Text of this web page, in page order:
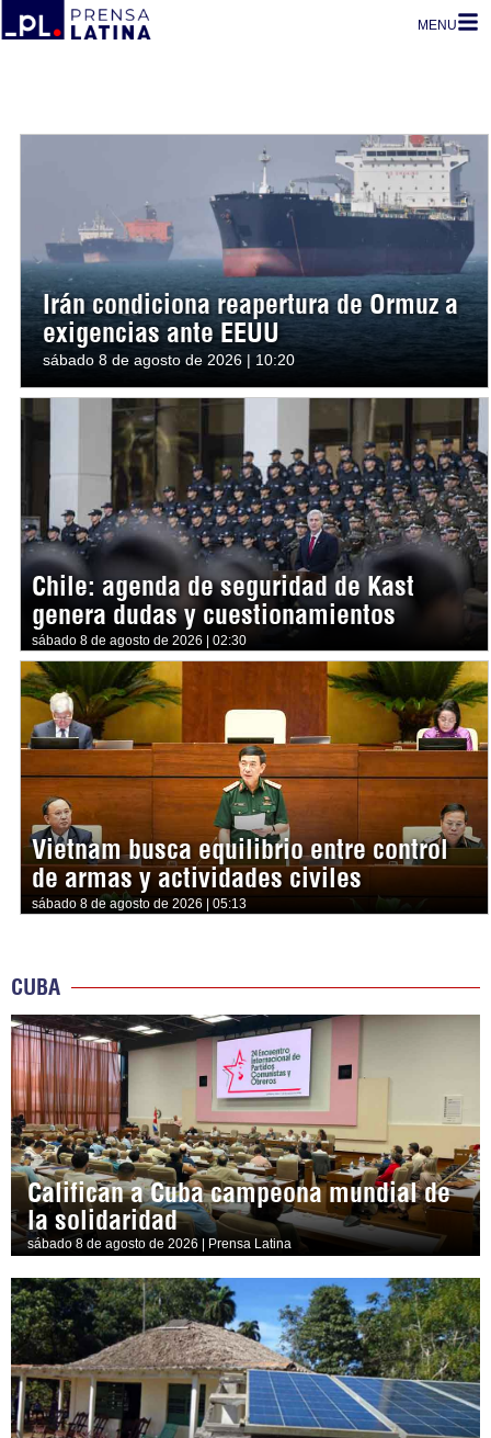
MENU
Irán condiciona reapertura de Ormuz a
exigencias ante EEUU
sábado 8 de agosto de 2026 | 10:20
Chile: agenda de seguridad de Kast
genera dudas y cuestionamientos
sábado 8 de agosto de 2026 | 02:30
Vietnam busca equilibrio entre control
de armas y actividades civiles
sábado 8 de agosto de 2026 | 05:13
CUBA
Califican a Cuba campeona mundial de
la solidaridad
sábado 8 de agosto de 2026 | Prensa Latina